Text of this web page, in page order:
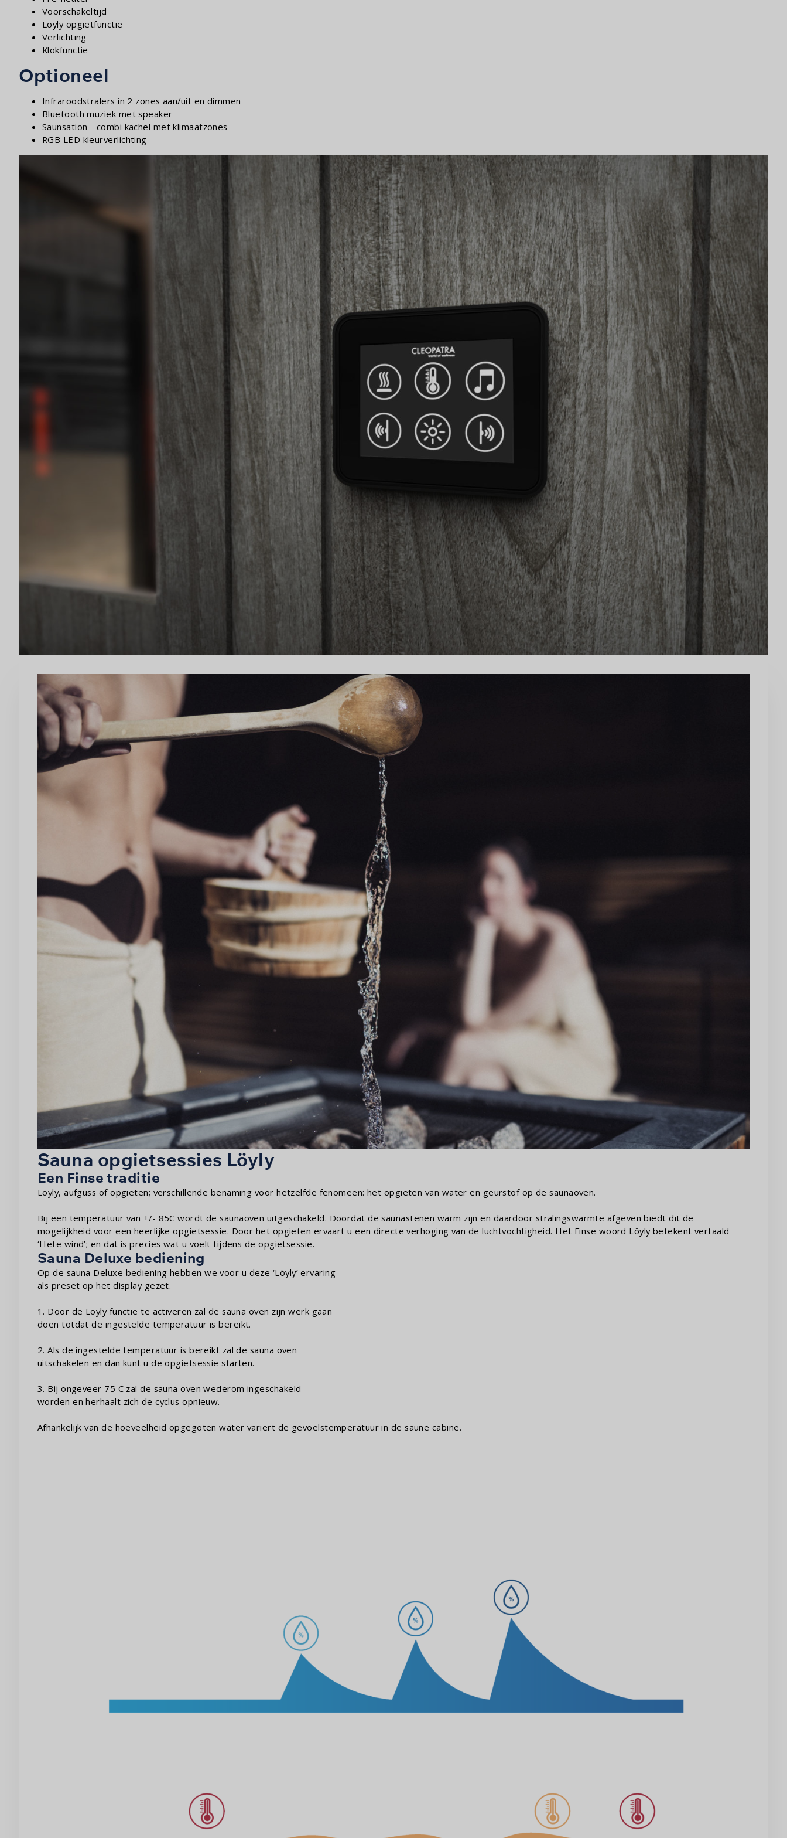
Voorschakeltijd
Löyly opgietfunctie
Verlichting
Klokfunctie
Optioneel
Infraroodstralers in 2 zones aan/uit en dimmen
Bluetooth muziek met speaker
Saunsation - combi kachel met klimaatzones
RGB LED kleurverlichting
Sauna opgietsessies Löyly
Een Finse traditie
Löyly, aufguss of opgieten; verschillende benaming voor hetzelfde fenomeen: het opgieten van water en geurstof op de saunaoven.
Bij een temperatuur van +/- 85C wordt de saunaoven uitgeschakeld. Doordat de saunastenen warm zijn en daardoor stralingswarmte afgeven biedt dit de
mogelijkheid voor een heerlijke opgietsessie. Door het opgieten ervaart u een directe verhoging van de luchtvochtigheid. Het Finse woord Löyly betekent vertaald
‘Hete wind’; en dat is precies wat u voelt tijdens de opgietsessie.
Sauna Deluxe bediening
Op de sauna Deluxe bediening hebben we voor u deze ‘Löyly’ ervaring
als preset op het display gezet.
1. Door de Löyly functie te activeren zal de sauna oven zijn werk gaan
doen totdat de ingestelde temperatuur is bereikt.
2. Als de ingestelde temperatuur is bereikt zal de sauna oven
uitschakelen en dan kunt u de opgietsessie starten.
3. Bij ongeveer 75 C zal de sauna oven wederom ingeschakeld
worden en herhaalt zich de cyclus opnieuw.
Afhankelijk van de hoeveelheid opgegoten water variërt de gevoelstemperatuur in de saune cabine.